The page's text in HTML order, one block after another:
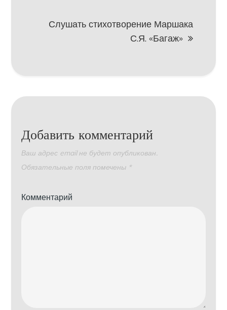
Слушать стихотворение Маршака
С.Я. «Багаж»
Добавить комментарий
Ваш адрес email не будет опубликован.
Обязательные поля помечены *
Комментарий